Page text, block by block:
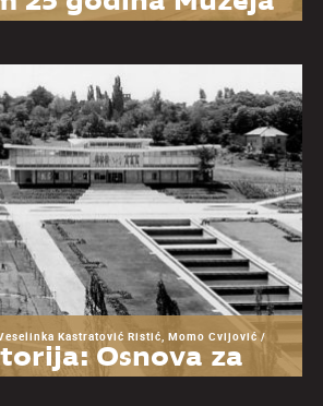
Kastratović Ristić, Momo Cvijović /
Osnova za